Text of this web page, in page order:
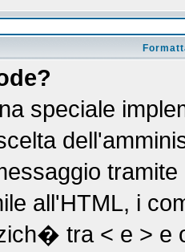
speciale
all'HTML, i
tra < e > e